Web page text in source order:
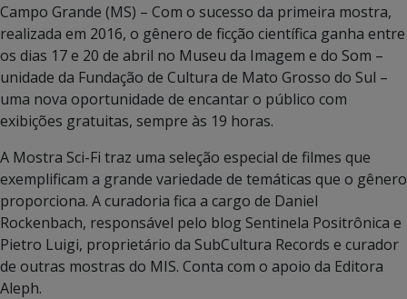
Campo Grande (MS) – Com o sucesso da primeira mostra,
realizada em 2016, o gênero de ficção científica ganha entre
os dias 17 e 20 de abril no Museu da Imagem e do Som –
unidade da Fundação de Cultura de Mato Grosso do Sul –
uma nova oportunidade de encantar o público com
exibições gratuitas, sempre às 19 horas.
A Mostra Sci-Fi traz uma seleção especial de filmes que
exemplificam a grande variedade de temáticas que o gênero
proporciona. A curadoria fica a cargo de Daniel
Rockenbach, responsável pelo blog Sentinela Positrônica e
Pietro Luigi, proprietário da SubCultura Records e curador
de outras mostras do MIS. Conta com o apoio da Editora
Aleph.